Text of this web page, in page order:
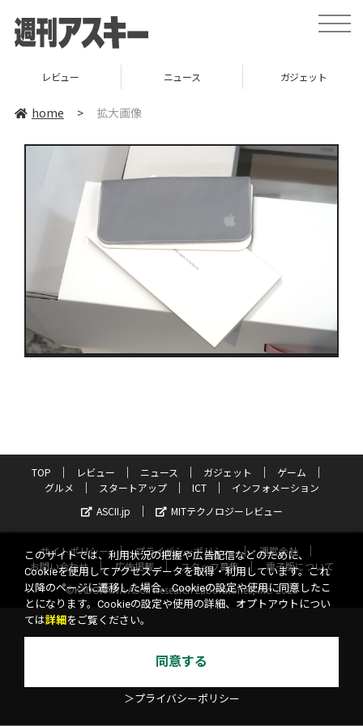
toggle
レビュー ニュース ガジェット
home > 拡大画像
TOP レビュー ニュース ガジェット
ゲーム
グルメ
スタートアップ ICT
インフォメーション
ASCII.jp
MITテクノロジーレビュー
サイトポリシー プライバシーポリシー
運営会社
お問い合わせ
広告掲載 スタッフ募集
電子版について
©KADOKAWA ASCII Research Laboratories, Inc. 2026
このサイトでは、利用状況の把握や広告配信などのために、
Cookieを使用してアクセスデータを取得・利用しています。これ
以降のページに遷移した場合、Cookieの設定や使用に同意したこ
とになります。Cookieの設定や使用の詳細、オプトアウトについ
ては詳細 をご覧ください。
同意する
＞プライバシーポリシー